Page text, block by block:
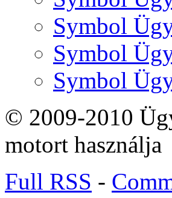
Symbol
Symbol
Symbol
© 2009-2010
motort használja
Full RSS -